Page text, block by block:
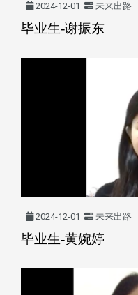
2024-12-01 未来出路
毕业生-谢振东
2024-12-01 未来出路
毕业生-黄婉婷